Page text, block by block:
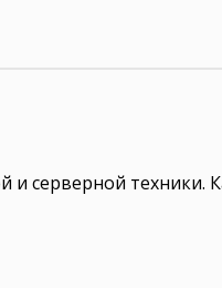
серверной техники.